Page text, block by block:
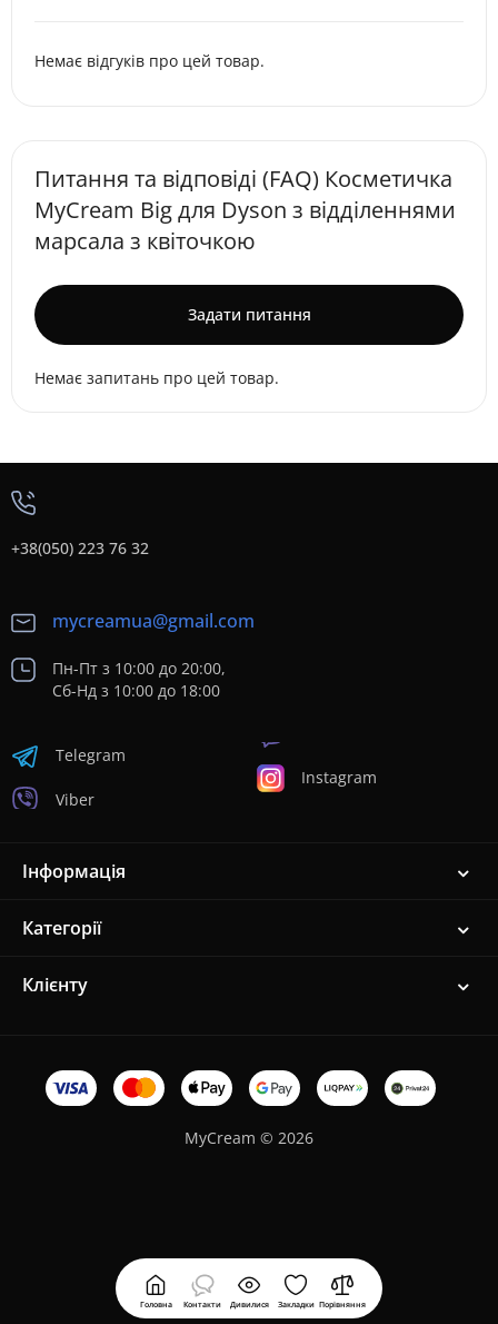
Головна Контакти Дивилися Закладки Порівняння
Немає відгуків про цей товар.
Питання та відповіді (FAQ) Косметичка
MyCream Big для Dyson з відділеннями
марсала з квіточкою
Задати питання
Немає запитань про цей товар.
+38(050) 223 76 32
mycreamua@gmail.com
Пн-Пт з 10:00 до 20:00,
Сб-Нд з 10:00 до 18:00
Telegram
Viber
Instagram
Інформація
Категорії
Клієнту
MyCream © 2026